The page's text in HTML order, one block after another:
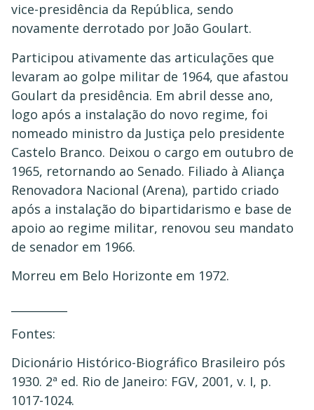
vice-presidência da República, sendo
novamente derrotado por João Goulart.
Participou ativamente das articulações que
levaram ao golpe militar de 1964, que afastou
Goulart da presidência. Em abril desse ano,
logo após a instalação do novo regime, foi
nomeado ministro da Justiça pelo presidente
Castelo Branco. Deixou o cargo em outubro de
1965, retornando ao Senado. Filiado à Aliança
Renovadora Nacional (Arena), partido criado
após a instalação do bipartidarismo e base de
apoio ao regime militar, renovou seu mandato
de senador em 1966.
Morreu em Belo Horizonte em 1972.
Fontes:
Dicionário Histórico-Biográfico Brasileiro pós
1930. 2ª ed. Rio de Janeiro: FGV, 2001, v. I, p.
1017-1024.